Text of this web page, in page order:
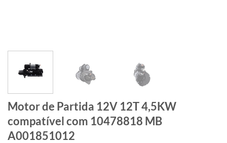
Motor de Partida 12V 12T 4,5KW
compatível com 10478818 MB
A001851012